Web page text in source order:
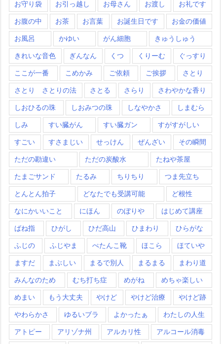
お守り袋 お引っ越し お母さん お渡し お礼です
お腹の中 お茶 お言葉 お誕生日です お金の価値
お風呂 かゆい がん細胞 きゅうしゅう
きれいな音色 ぎんなん くつ くりーむ ぐっすり
ここが一番 こめかみ ご依頼 ご挨拶 さとり
さとり さとりの法 さとる さらり さわやかな香り
しおひるの珠 しおみつの珠 しなやかさ しまむら
しみ すい臓がん すい臓ガン すがすがしい
すごい すさまじい せっけん ぜんざい その瞬間
ただの勘違い ただの炭酸水 たねや茶屋
たまごサンド たるみ ちりちり つま先立ち
とんとん拍子 どなたでも受講可能 ど根性
なにかいいこと にほん のぼりや はじめて講座
ばね指 ひがし ひだ高山 ひまわり ひらがな
ふじの ふじやま ぺたんこ靴 ほこら ほていや
ますだ まぶしい まるで別人 まるまる まわり道
みんなのため むち打ち症 めがね めちゃ楽しい
めまい もう大丈夫 やけど やけど治療 やけど跡
やわらかさ ゆるいブラ よかったぁ わたしの人生
アトピー アリゾナ州 アルカリ性 アルコール消毒